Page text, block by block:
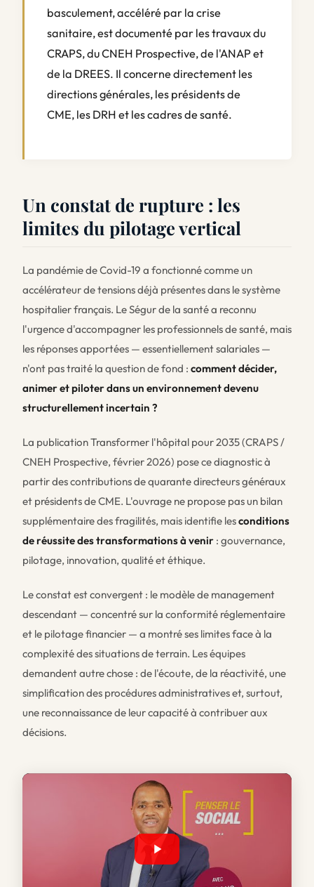
basculement, accéléré par la crise
sanitaire, est documenté par les travaux du
CRAPS, du CNEH Prospective, de l'ANAP et
de la DREES. Il concerne directement les
directions générales, les présidents de
CME, les DRH et les cadres de santé.
Un constat de rupture : les
limites du pilotage vertical
La pandémie de Covid-19 a fonctionné comme un
accélérateur de tensions déjà présentes dans le système
hospitalier français. Le Ségur de la santé a reconnu
l'urgence d'accompagner les professionnels de santé, mais
les réponses apportées — essentiellement salariales —
n'ont pas traité la question de fond : comment décider,
animer et piloter dans un environnement devenu
structurellement incertain ?
La publicationTransformer l'hôpital pour 2035(CRAPS /
CNEH Prospective, février 2026) pose ce diagnostic à
partir des contributions de quarante directeurs généraux
et présidents de CME. L'ouvrage ne propose pas un bilan
supplémentaire des fragilités, mais identifie lesconditions
de réussite des transformations à venir : gouvernance,
pilotage, innovation, qualité et éthique.
Le constat est convergent : le modèle de management
descendant — concentré sur la conformité réglementaire
et le pilotage financier — a montré ses limites face à la
complexité des situations de terrain. Les équipes
demandent autre chose : de l'écoute, de la réactivité, une
simplification des procédures administratives et, surtout,
une reconnaissance de leur capacité à contribuer aux
décisions.